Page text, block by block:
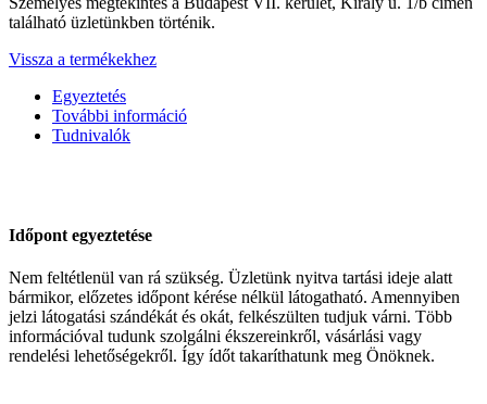
található üzletünkben történik.
Vissza a termékekhez
Egyeztetés
További információ
Tudnivalók
Időpont egyeztetése
Nem feltétlenül van rá szükség. Üzletünk nyitva tartási ideje alatt
bármikor, előzetes időpont kérése nélkül látogatható. Amennyiben
jelzi látogatási szándékát és okát, felkészülten tudjuk várni. Több
információval tudunk szolgálni ékszereinkről, vásárlási vagy
rendelési lehetőségekről. Így ídőt takaríthatunk meg Önöknek.